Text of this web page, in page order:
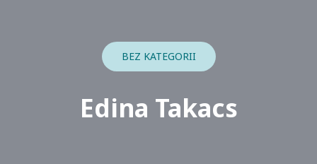
BEZ KATEGORII
Edina Takacs